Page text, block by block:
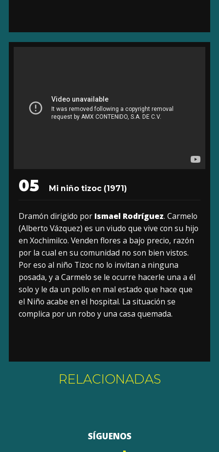
05 Mi niño tizoc (1971)
Dramón dirigido porIsmael Rodríguez. Carmelo
(Alberto Vázquez) es un viudo que vive con su hijo
en Xochimilco. Venden flores a bajo precio, razón
por la cual en su comunidad no son bien vistos.
Por eso al niño Tizoc no lo invitan a ninguna
posada, y a Carmelo se le ocurre hacerle una a él
solo y le da un pollo en mal estado que hace que
el Niño acabe en el hospital. La situación se
complica por un robo y una casa quemada.
RELACIONADAS
SÍGUENOS